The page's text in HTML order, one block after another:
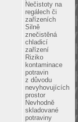
Nečistoty na
regálech či
zařízeních
Silně
znečistěná
chladicí
zařízení
Riziko
kontaminace
potravin
z důvodu
nevyhovujících
prostor
Nevhodně
skladované
potraviny